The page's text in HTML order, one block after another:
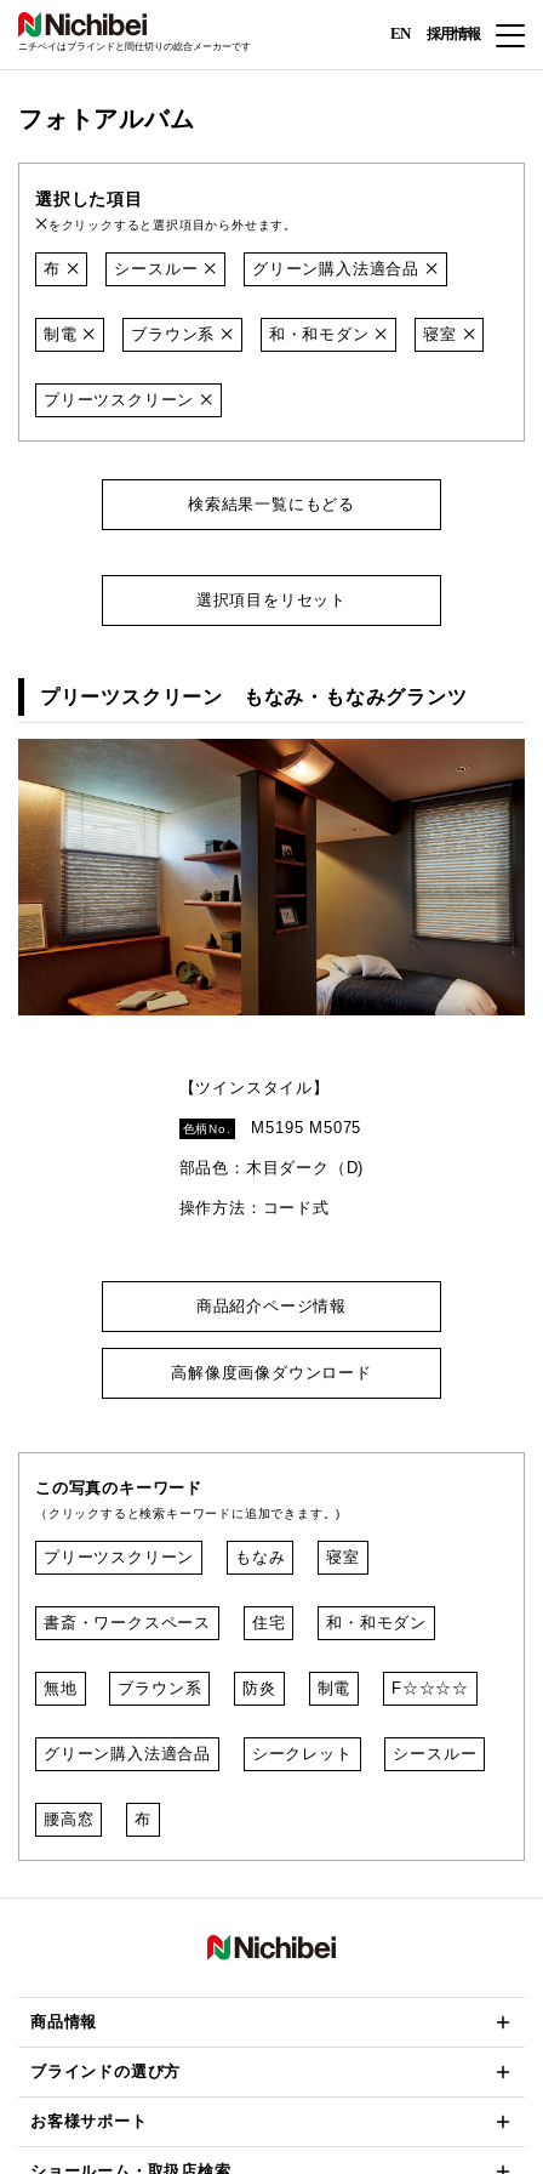
ニチベイはブラインドと間仕切りの総合メーカーです
EN 採用情報
フォトアルバム
選択した項目
をクリックすると選択項目から外せます。
布 シースルー グリーン購入法適合品
制電 ブラウン系 和・和モダン 寝室
プリーツスクリーン
検索結果一覧にもどる
選択項目をリセット
プリーツスクリーン もなみ・もなみグランツ
【ツインスタイル】
色柄No. M5195 M5075
部品色：木目ダーク（D)
操作方法：コード式
商品紹介ページ情報
高解像度画像ダウンロード
この写真のキーワード
（クリックすると検索キーワードに追加できます。)
プリーツスクリーン もなみ 寝室
書斎・ワークスペース 住宅 和・和モダン
無地 ブラウン系 防炎 制電 F☆☆☆☆
グリーン購入法適合品 シークレット シースルー
腰高窓 布
商品情報
ブラインドの選び方
お客様サポート